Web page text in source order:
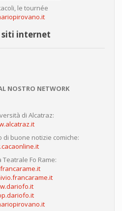
le tournée
siti internet
NOSTRO NETWORK
di Alcatraz:
di buone notizie comiche:
Teatrale Fo Rame: